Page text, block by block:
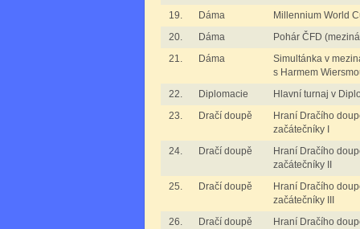
19.
Dáma
Millennium World
20.
Dáma
Pohár ČFD
21.
Dáma
Simultánka v
s Harmem
22.
Diplomacie
Hlavní turnaj v
23.
Dračí doupě
Hraní Dračího
začátečníky I
24.
Dračí doupě
Hraní Dračího
začátečníky II
25.
Dračí doupě
Hraní Dračího
začátečníky III
26.
Dračí doupě
Hraní Dračího